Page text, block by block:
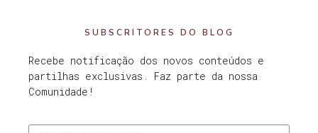
SUBSCRITORES DO BLOG
Recebe notificação dos novos conteúdos e
partilhas exclusivas. Faz parte da nossa
Comunidade!